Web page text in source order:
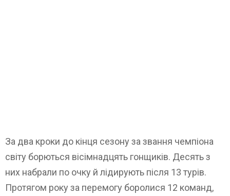
За два кроки до кінця сезону за звання чемпіона
світу борються вісімнадцять гонщиків. Десять з
них набрали по очку й лідирують після 13 турів.
Протягом року за перемогу боролися 12 команд,